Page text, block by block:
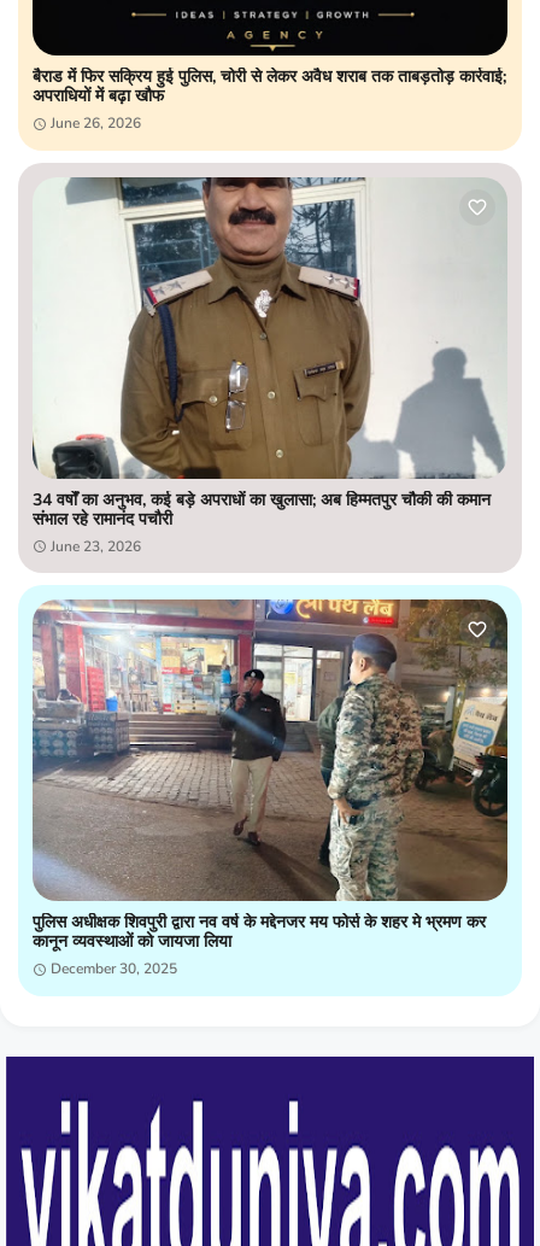
बैराड में फिर सक्रिय हुई पुलिस, चोरी से लेकर अवैध शराब तक ताबड़तोड़ कार्रवाई;
अपराधियों में बढ़ा खौफ
June 26, 2026
34 वर्षों का अनुभव, कई बड़े अपराधों का खुलासा; अब हिम्मतपुर चौकी की कमान
संभाल रहे रामानंद पचौरी
June 23, 2026
पुलिस अधीक्षक शिवपुरी द्वारा नव वर्ष के मद्देनजर मय फोर्स के शहर मे भ्रमण कर
कानून व्यवस्थाओं को जायजा लिया
December 30, 2025